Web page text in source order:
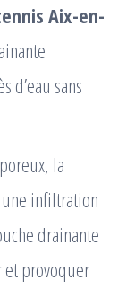
Aix-en-
d’eau sans
la
infiltration
drainante
et provoquer